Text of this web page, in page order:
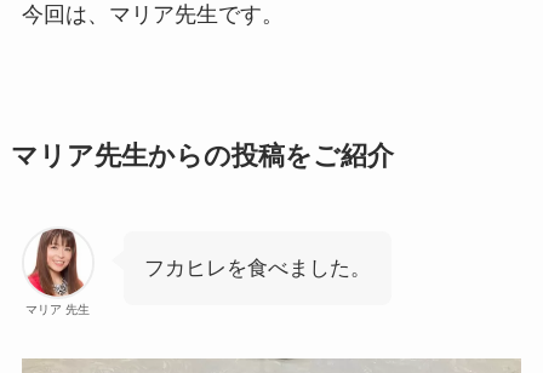
今回は、マリア先生です。
マリア先生からの投稿をご紹介
マリア 先生
フカヒレを食べました。